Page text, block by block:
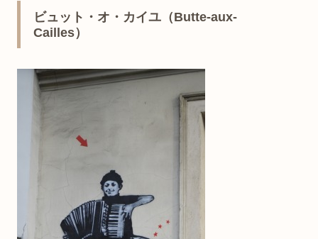
ビュット・オ・カイユ（Butte-aux-
Cailles）